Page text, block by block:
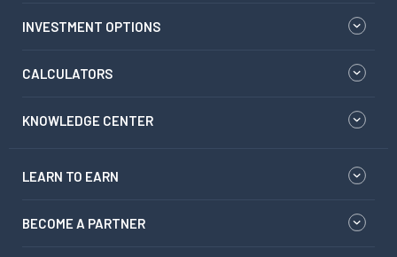
INVESTMENT OPTIONS
CALCULATORS
KNOWLEDGE CENTER
LEARN TO EARN
BECOME A PARTNER